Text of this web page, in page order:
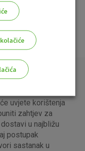
mobilno
uvjete korištenja
zahtjev za
u najbližu
postupak
sastanak u